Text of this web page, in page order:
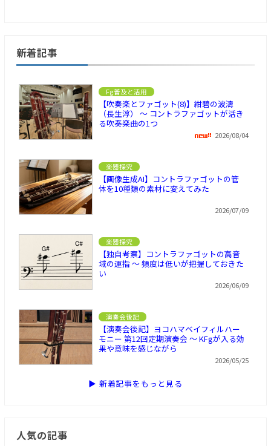
新着記事
Fg普及と活用
【吹奏楽とファゴット(8)】紺碧の波濤
（長生淳） ～ コントラファゴットが活き
る吹奏楽曲の1つ
2026/08/04
楽器探究
【画像生成AI】コントラファゴットの管
体を10種類の素材に変えてみた
2026/07/09
楽器探究
【独自考察】コントラファゴットの高音
域の運指 ～ 頻度は低いが把握しておきた
い
2026/06/09
演奏会後記
【演奏会後記】ヨコハマベイフィルハー
モニー 第12回定期演奏会 ～ KFgが入る効
果や意味を感じながら
2026/05/25
▶ 新着記事をもっと見る
人気の記事